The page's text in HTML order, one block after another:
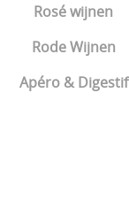
Rosé wijnen
Rode Wijnen
Apéro & Digestif